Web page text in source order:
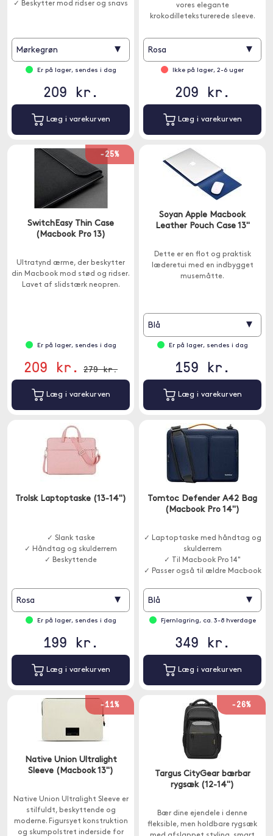
✓ Beskytter mod ridser og snavs
Mørkegrøn ▾
Er på lager, sendes i dag
209 kr.
Læg i varekurven
vores elegante
krokodilleteksturerede sleeve.
Rosa ▾
Ikke på lager, 2-6 uger
209 kr.
Læg i varekurven
-25%
SwitchEasy Thin Case
(Macbook Pro 13)
Ultratynd ærme, der beskytter
din Macbook mod stød og ridser.
Lavet af slidstærk neopren.
Er på lager, sendes i dag
209 kr. 279 kr.
Læg i varekurven
Soyan Apple Macbook
Leather Pouch Case 13"
Dette er en flot og praktisk
læderetui med en indbygget
musemåtte.
Blå ▾
Er på lager, sendes i dag
159 kr.
Læg i varekurven
Trolsk Laptoptaske (13-14")
✓ Slank taske
✓ Håndtag og skulderrem
✓ Beskyttende
Rosa ▾
Er på lager, sendes i dag
199 kr.
Læg i varekurven
Tomtoc Defender A42 Bag
(Macbook Pro 14")
✓ Laptoptaske med håndtag og
skulderrem
✓ Til Macbook Pro 14"
✓ Passer også til ældre Macbook
Blå ▾
Fjernlagring, ca. 3-8 hverdage
349 kr.
Læg i varekurven
-11%
Native Union Ultralight
Sleeve (Macbook 13")
Native Union Ultralight Sleeve er
stilfuldt, beskyttende og
moderne. Figursyet konstruktion
og skumpolstret inderside for
-26%
Targus CityGear bærbar
rygsæk (12-14")
Bær dine ejendele i denne
fleksible, men holdbare rygsæk